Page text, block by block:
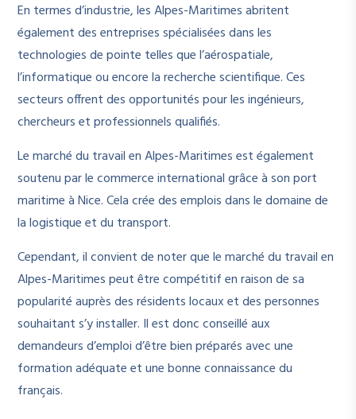
En termes d’industrie, les Alpes-Maritimes abritent
également des entreprises spécialisées dans les
technologies de pointe telles que l’aérospatiale,
l’informatique ou encore la recherche scientifique. Ces
secteurs offrent des opportunités pour les ingénieurs,
chercheurs et professionnels qualifiés.
Le marché du travail en Alpes-Maritimes est également
soutenu par le commerce international grâce à son port
maritime à Nice. Cela crée des emplois dans le domaine de
la logistique et du transport.
Cependant, il convient de noter que le marché du travail en
Alpes-Maritimes peut être compétitif en raison de sa
popularité auprès des résidents locaux et des personnes
souhaitant s’y installer. Il est donc conseillé aux
demandeurs d’emploi d’être bien préparés avec une
formation adéquate et une bonne connaissance du
français.